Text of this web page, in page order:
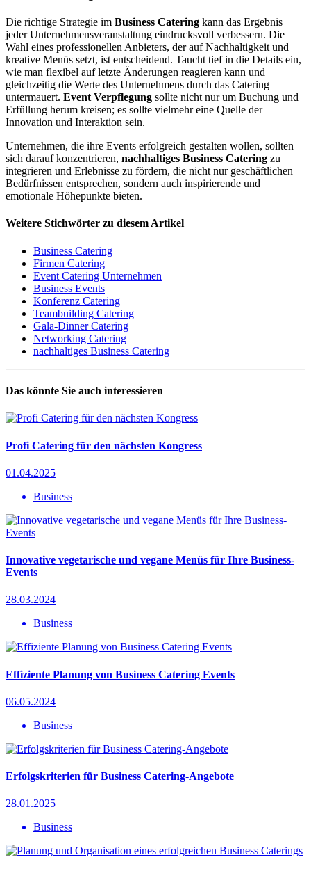
Die richtige Strategie im Business Catering kann das Ergebnis
jeder Unternehmensveranstaltung eindrucksvoll verbessern. Die
Wahl eines professionellen Anbieters, der auf Nachhaltigkeit und
kreative Menüs setzt, ist entscheidend. Taucht tief in die Details ein,
wie man flexibel auf letzte Änderungen reagieren kann und
gleichzeitig die Werte des Unternehmens durch das Catering
untermauert. Event Verpflegung sollte nicht nur um Buchung und
Erfüllung herum kreisen; es sollte vielmehr eine Quelle der
Innovation und Interaktion sein.
Unternehmen, die ihre Events erfolgreich gestalten wollen, sollten
sich darauf konzentrieren, nachhaltiges Business Catering zu
integrieren und Erlebnisse zu fördern, die nicht nur geschäftlichen
Bedürfnissen entsprechen, sondern auch inspirierende und
emotionale Höhepunkte bieten.
Weitere Stichwörter zu diesem Artikel
Business Catering
Firmen Catering
Event Catering Unternehmen
Business Events
Konferenz Catering
Teambuilding Catering
Gala-Dinner Catering
Networking Catering
nachhaltiges Business Catering
Das könnte Sie auch interessieren
Profi Catering für den nächsten Kongress
01.04.2025
Business
Innovative vegetarische und vegane Menüs für Ihre Business-
Events
28.03.2024
Business
Effiziente Planung von Business Catering Events
06.05.2024
Business
Erfolgskriterien für Business Catering-Angebote
28.01.2025
Business